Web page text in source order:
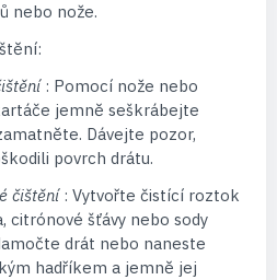
nebo nože.
: Pomocí nože nebo
jemně seškrábejte
Dávejte pozor,
povrch drátu.
čištění: Vytvořte čistící roztok
citrónové šťávy nebo sody
drát nebo naneste
hadříkem a jemně jej